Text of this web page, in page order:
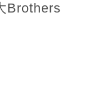
Brothers